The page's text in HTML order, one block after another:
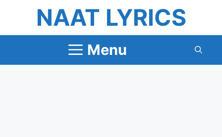
content
NAAT LYRICS
Menu